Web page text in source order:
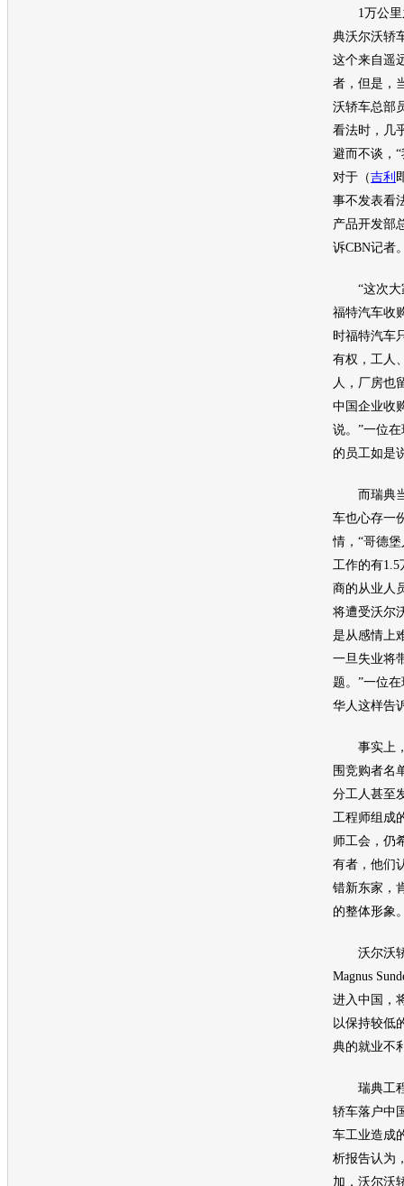
1万公里
典沃尔沃轿
这个来自遥
者，但是，
沃轿车总部
看法时，几
避而不谈，
对于（吉利
事不发表看
产品开发部
诉CBN记者
“这次大
福特汽车收
时福特汽车
有权，工人
人，厂房也
中国企业收
说。”一位
的员工如是
而瑞典当
车也心存一
情，“哥德
工作的有
商的从业人
将遭受沃尔
是从感情上
一旦失业将
题。”一位
华人这样告
事实上，
围竞购者名
分工人甚至
工程师组成
师工会，仍
有者，他们
错新东家，
的整体形象
沃尔沃
Magnus
进入中国，
以保持较低
典的就业不
瑞典工程
轿车落户中
车工业造成
析报告认为
加， 沃尔沃